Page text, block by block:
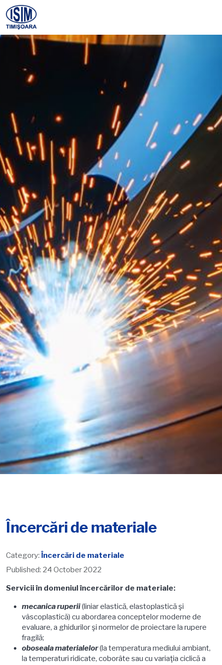
Încercări de materiale
Category: Încercări de materiale
Published: 24 October 2022
Servicii în domeniul încercărilor de materiale:
mecanica ruperii(liniar elastică, elastoplastică şi
vâscoplastică) cu abordarea conceptelor moderne de
evaluare, a ghidurilor şi normelor de proiectare la rupere
fragilă;
oboseala materialelor(la temperatura mediului ambiant,
la temperaturi ridicate, coborâte sau cu variaţia ciclică a